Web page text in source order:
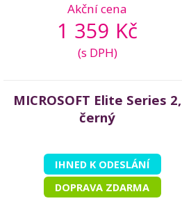
Akční cena
1 359 Kč
(s DPH)
MICROSOFT Elite Series 2,
černý
IHNED K ODESLÁNÍ
DOPRAVA ZDARMA